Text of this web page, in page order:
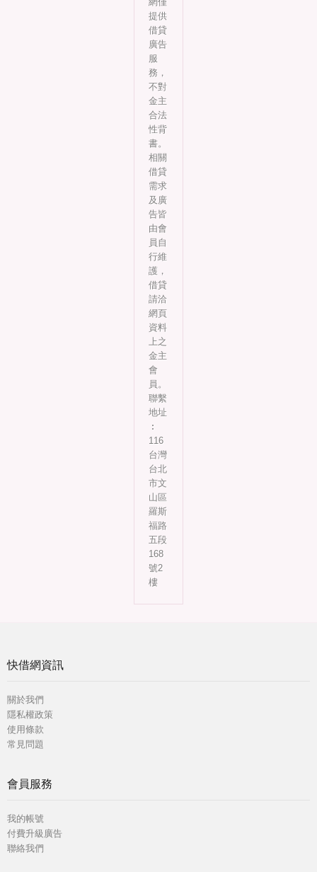
提供
借貸
廣告
服
務，
不對
金主
合法
性背
書。
相關
借貸
需求
及廣
告皆
由會
員自
行維
護，
借貸
請洽
網頁
資料
上之
金主
會
員。
聯繫
地址
︰
116
台灣
台北
市文
山區
羅斯
福路
五段
168
號2
樓
快借網資訊
關於我們
隱私權政策
使用條款
常見問題
會員服務
我的帳號
付費升級廣告
聯絡我們